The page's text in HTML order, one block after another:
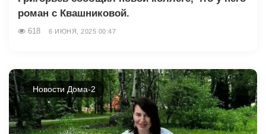
роман с Квашниковой.
618 6 ИЮНЯ, 2025 00:47
Новости Дома-2